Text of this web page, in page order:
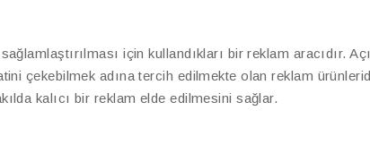
için kullandıkları bir reklam aracıdır.
çekebilmek adına tercih edilmekte olan reklam
kalıcı bir reklam elde edilmesini sağlar.